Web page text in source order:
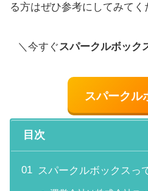
る方はぜひ参考にしてみてく
＼今すぐスパークルボック
スパークル
目次
スパークルボックスっ